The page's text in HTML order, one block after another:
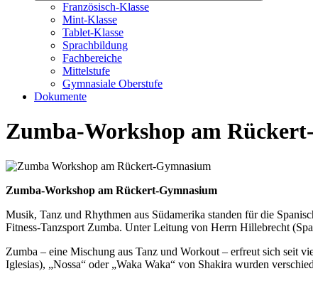
Französisch-Klasse
Mint-Klasse
Tablet-Klasse
Sprachbildung
Fachbereiche
Mittelstufe
Gymnasiale Oberstufe
Dokumente
Zumba-Workshop am
Zumba-Workshop am Rückert-Gymnasium
Musik, Tanz und Rhythmen aus Südamerika standen für die
Fitness-Tanzsport Zumba. Unter Leitung von Herrn Hillebrecht
Zumba – eine Mischung aus Tanz und Workout – erfreut sich seit
Iglesias), „Nossa“ oder „Waka Waka“ von Shakira wurden